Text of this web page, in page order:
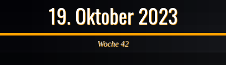
19. Oktober 2023
Woche 42